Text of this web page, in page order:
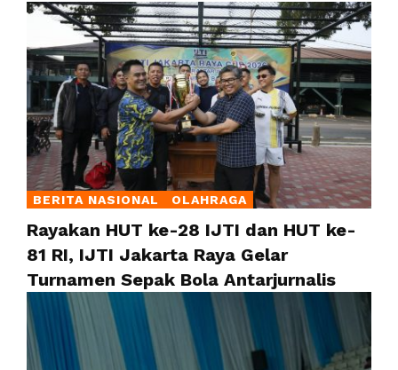
BERITA NASIONAL OLAHRAGA
Rayakan HUT ke-28 IJTI dan HUT ke-
81 RI, IJTI Jakarta Raya Gelar
Turnamen Sepak Bola Antarjurnalis